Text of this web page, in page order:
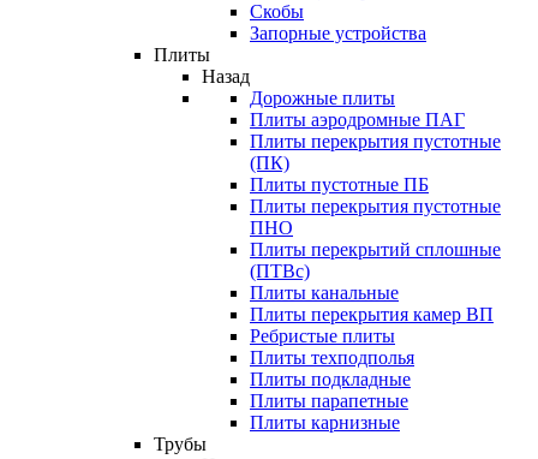
Скобы
Запорные устройства
Плиты
Назад
Дорожные плиты
Плиты аэродромные ПАГ
Плиты перекрытия пустотные
(ПК)
Плиты пустотные ПБ
Плиты перекрытия пустотные
ПНО
Плиты перекрытий сплошные
(ПТВс)
Плиты канальные
Плиты перекрытия камер ВП
Ребристые плиты
Плиты техподполья
Плиты подкладные
Плиты парапетные
Плиты карнизные
Трубы